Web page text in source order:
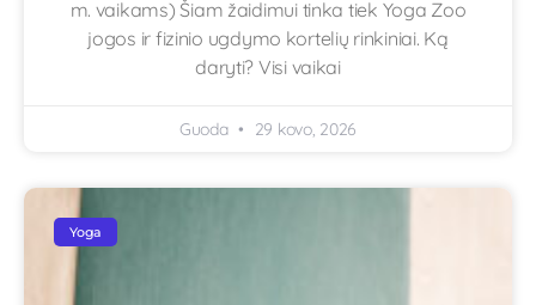
m. vaikams) Šiam žaidimui tinka tiek Yoga Zoo
jogos ir fizinio ugdymo kortelių rinkiniai. Ką
daryti? Visi vaikai
Guoda 29 kovo, 2026
Yoga